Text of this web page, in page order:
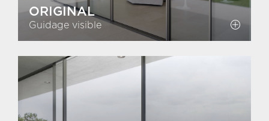
ORIGINAL
Guidage visible